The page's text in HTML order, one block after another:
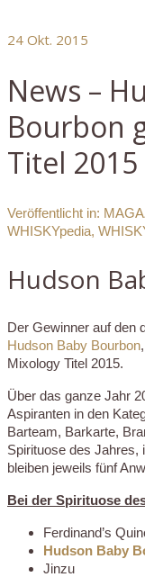
24 Okt. 2015
News –
Bourbon
Titel 2015
Veröffentlicht in:
WHISKYpedia,
Hudson
Der Gewinner auf den
Hudson Baby Bourbon
Mixology Titel 2015.
Über das ganze Jahr
Aspiranten in den
Barteam, Barkarte,
Spirituose des Jahres,
bleiben jeweils fünf
Bei der Spirituose
Ferdinand’s
Hudson Baby
Jinzu